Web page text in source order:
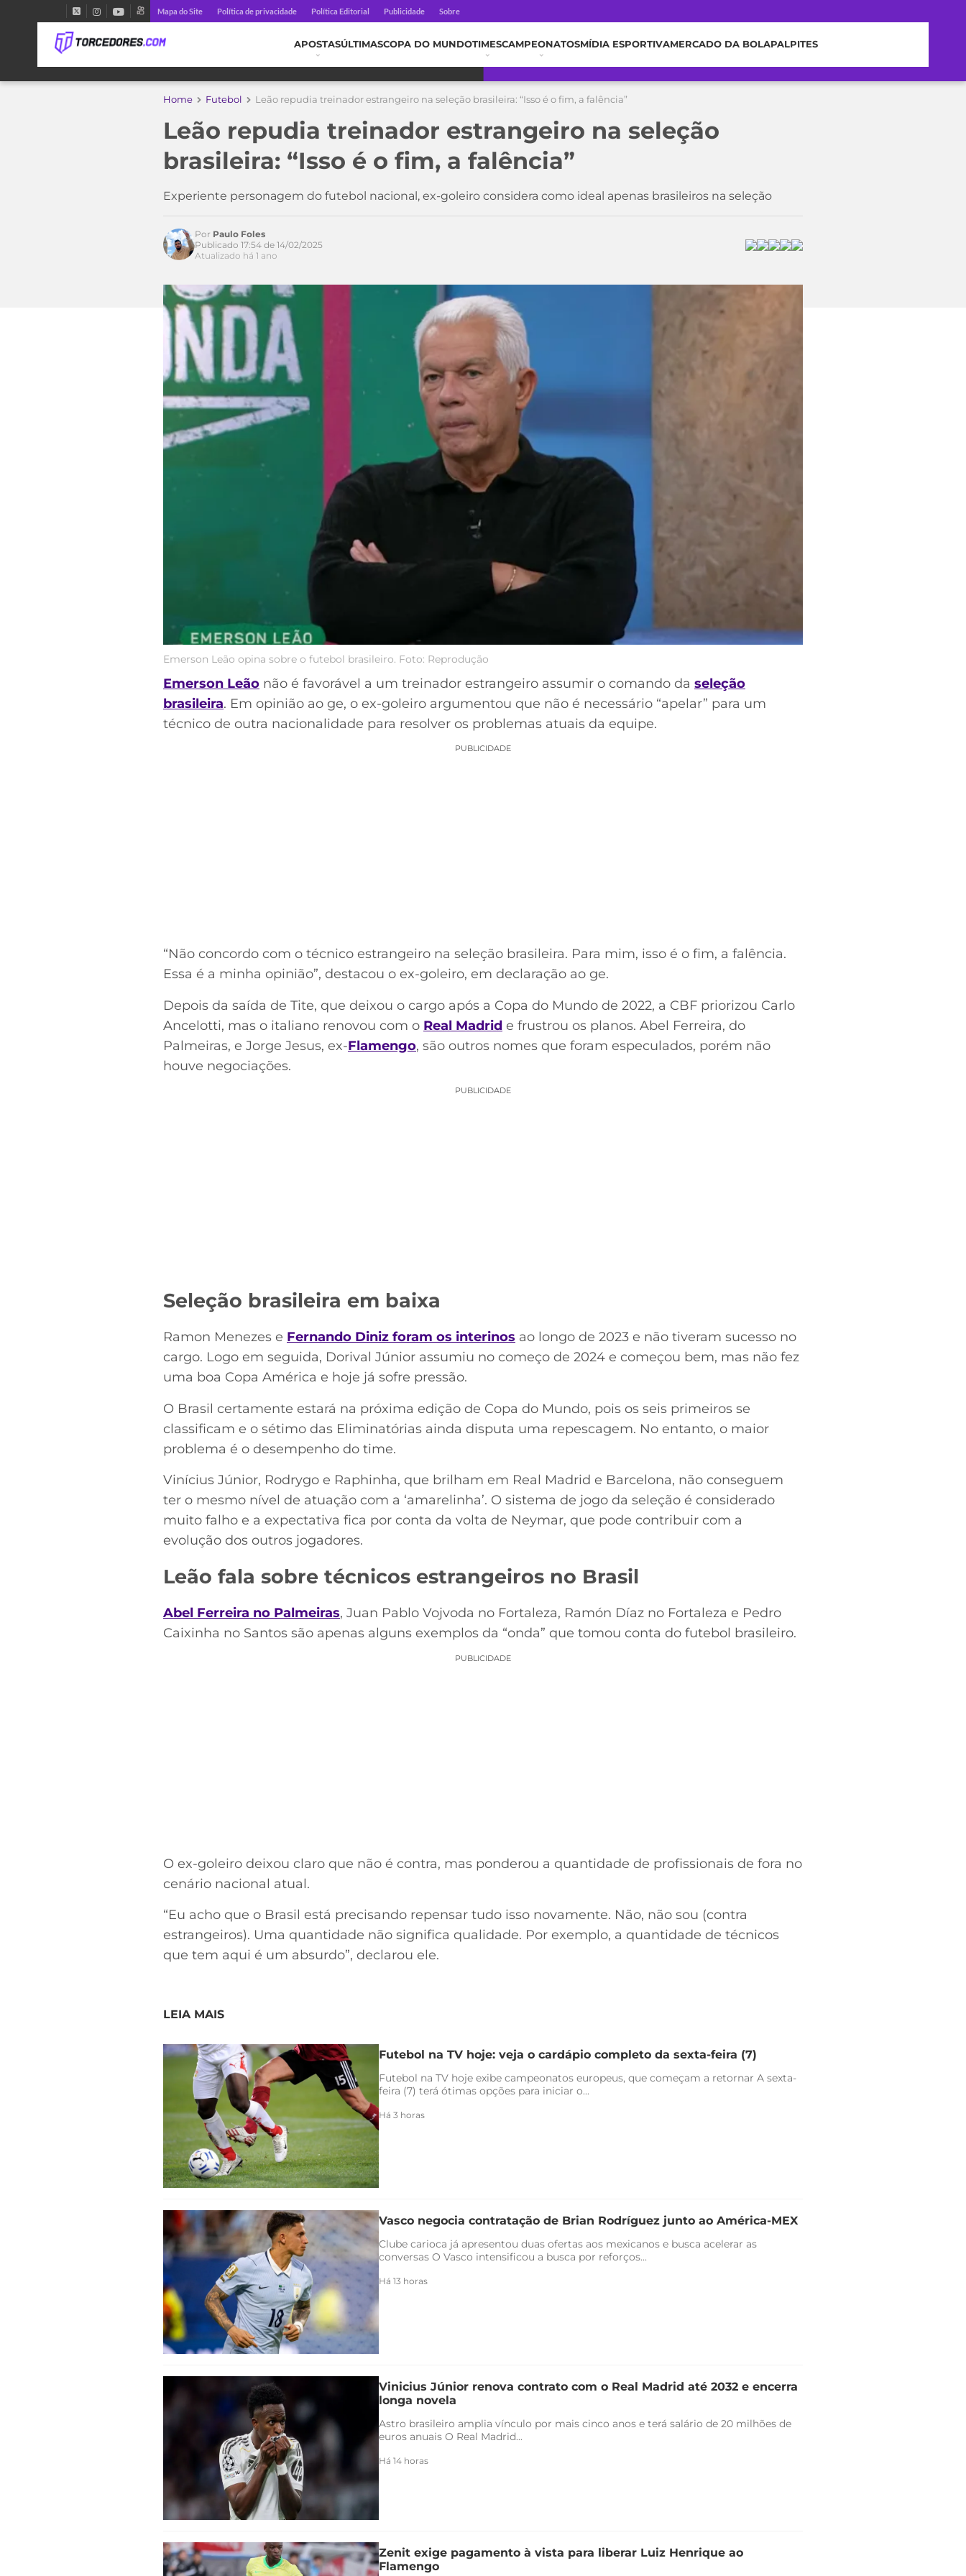
Mapa do Site Política de privacidade Política Editorial Publicidade Sobre
APOSTASÚLTIMASCOPA DO MUNDOTIMESCAMPEONATOSMÍDIA ESPORTIVAMERCADO DA BOLAPALPITES
Home Futebol Leão repudia treinador estrangeiro na seleção brasileira: “Isso é o fim, a falência”
Leão repudia treinador estrangeiro na seleção
brasileira: “Isso é o fim, a falência”
Experiente personagem do futebol nacional, ex-goleiro considera como ideal apenas brasileiros na seleção
Acesse o perfil do autor
Por Paulo Foles
Publicado 17:54 de 14/02/2025
Atualizado há 1 ano
Emerson Leão opina sobre o futebol brasileiro. Foto: Reprodução
Emerson Leão não é favorável a um treinador estrangeiro assumir o comando da seleção
brasileira. Em opinião ao ge, o ex-goleiro argumentou que não é necessário “apelar” para um
técnico de outra nacionalidade para resolver os problemas atuais da equipe.
PUBLICIDADE
“Não concordo com o técnico estrangeiro na seleção brasileira. Para mim, isso é o fim, a falência.
Essa é a minha opinião”, destacou o ex-goleiro, em declaração ao ge.
Depois da saída de Tite, que deixou o cargo após a Copa do Mundo de 2022, a CBF priorizou Carlo
Ancelotti, mas o italiano renovou com o Real Madrid e frustrou os planos. Abel Ferreira, do
Palmeiras, e Jorge Jesus, ex-Flamengo, são outros nomes que foram especulados, porém não
houve negociações.
PUBLICIDADE
Seleção brasileira em baixa
Ramon Menezes e Fernando Diniz foram os interinos ao longo de 2023 e não tiveram sucesso no
cargo. Logo em seguida, Dorival Júnior assumiu no começo de 2024 e começou bem, mas não fez
uma boa Copa América e hoje já sofre pressão.
O Brasil certamente estará na próxima edição de Copa do Mundo, pois os seis primeiros se
classificam e o sétimo das Eliminatórias ainda disputa uma repescagem. No entanto, o maior
problema é o desempenho do time.
Vinícius Júnior, Rodrygo e Raphinha, que brilham em Real Madrid e Barcelona, não conseguem
ter o mesmo nível de atuação com a ‘amarelinha’. O sistema de jogo da seleção é considerado
muito falho e a expectativa fica por conta da volta de Neymar, que pode contribuir com a
evolução dos outros jogadores.
Leão fala sobre técnicos estrangeiros no Brasil
Abel Ferreira no Palmeiras, Juan Pablo Vojvoda no Fortaleza, Ramón Díaz no Fortaleza e Pedro
Caixinha no Santos são apenas alguns exemplos da “onda” que tomou conta do futebol brasileiro.
PUBLICIDADE
O ex-goleiro deixou claro que não é contra, mas ponderou a quantidade de profissionais de fora no
cenário nacional atual.
“Eu acho que o Brasil está precisando repensar tudo isso novamente. Não, não sou (contra
estrangeiros). Uma quantidade não significa qualidade. Por exemplo, a quantidade de técnicos
que tem aqui é um absurdo”, declarou ele.
LEIA MAIS
Futebol na TV hoje: veja o cardápio completo da sexta-feira (7)
Futebol na TV hoje exibe campeonatos europeus, que começam a retornar A sexta-
feira (7) terá ótimas opções para iniciar o...
Há 3 horas
Vasco negocia contratação de Brian Rodríguez junto ao América-MEX
Clube carioca já apresentou duas ofertas aos mexicanos e busca acelerar as
conversas O Vasco intensificou a busca por reforços...
Há 13 horas
Vinicius Júnior renova contrato com o Real Madrid até 2032 e encerra
longa novela
Astro brasileiro amplia vínculo por mais cinco anos e terá salário de 20 milhões de
euros anuais O Real Madrid...
Há 14 horas
Zenit exige pagamento à vista para liberar Luiz Henrique ao
Flamengo